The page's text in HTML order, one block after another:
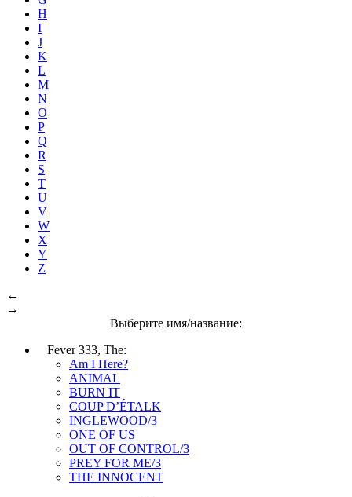
H
I
J
K
L
M
N
O
P
Q
R
S
T
U
V
W
X
Y
Z
←
→
Выберите имя/название:
Fever 333, The:
Am I Here?
ANIMAL
BURN IT
COUP D’ÉTALK
INGLEWOOD/3
ONE OF US
OUT OF CONTROL/3
PREY FOR ME/3
THE INNOCENT